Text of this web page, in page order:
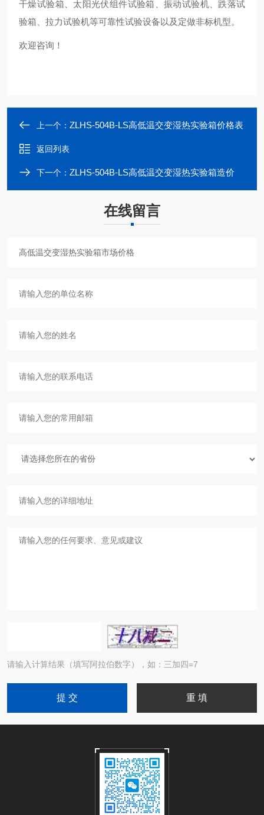
干燥试验箱、太阳光伏组件试验箱、振动试验机、跌落试
验箱、拉力试验机等可靠性试验设备以及定做非标机型。
欢迎咨询！
上一个： ZLHS-504B-LS高低温交变湿热实验箱价格表
返回列表
下一个： ZLHS-504B-LS高低温交变湿热实验箱造价
在线留言
请输入计算结果（填写阿拉伯数字），如：三加四=7